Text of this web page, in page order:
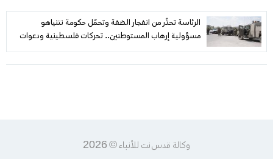
الرئاسة تحذّر من انفجار الضفة وتحمّل حكومة نتنياهو
مسؤولية إرهاب المستوطنين.. تحركات فلسطينية ودعوات
دولية للمحاسبة
وكالة قدس نت للأنباء © 2026